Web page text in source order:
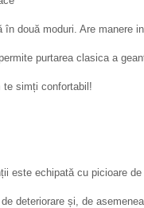
în două moduri. Are manere
purtarea clasica a
te simți confortabil!
este echipată cu picioare
deteriorare și, de